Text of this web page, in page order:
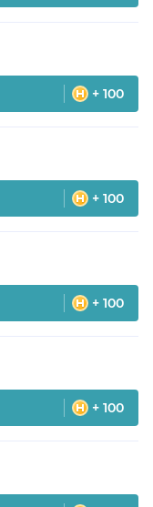
+ 100
+ 100
+ 100
+ 100